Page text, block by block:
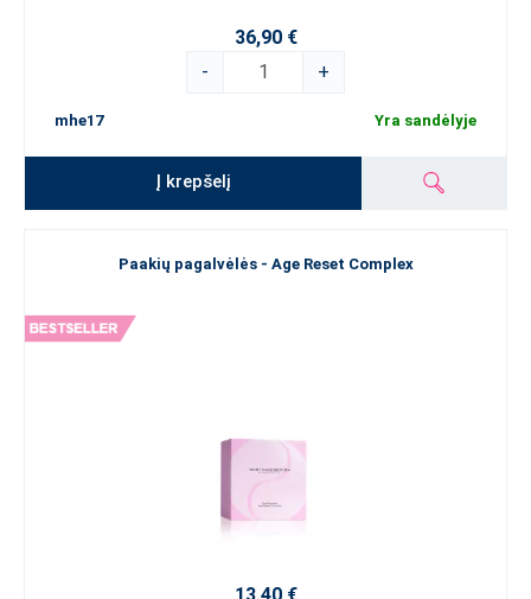
36,90 €
-
+
mhe17 Yra sandėlyje
Į krepšelį
Paakių pagalvėlės - Age Reset Complex
13,40 €